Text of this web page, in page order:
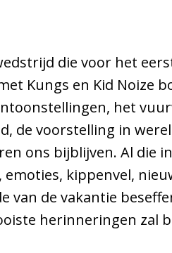
die voor het
Kungs en Kid Noize
het
de voorstelling in
ons bijblijven. Al die
kippenvel,
van de vakantie
herinneringen zal